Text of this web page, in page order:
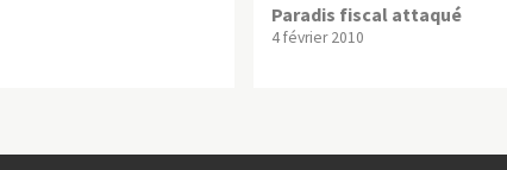
Paradis fiscal attaqué
4 février 2010